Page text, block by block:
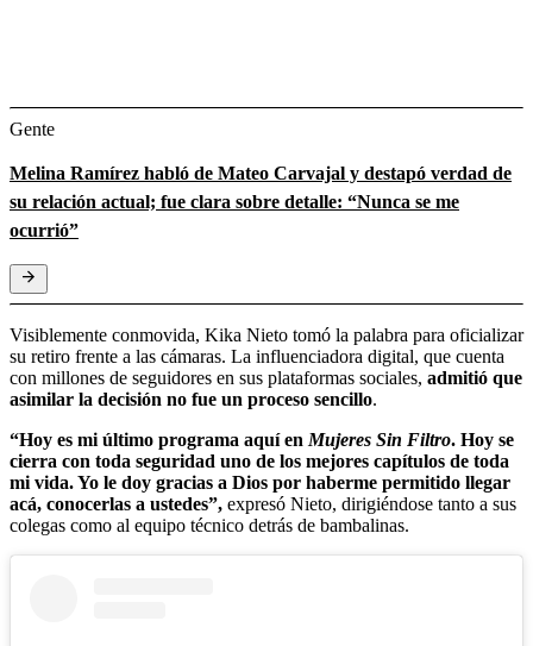
Gente
Melina Ramírez habló de Mateo Carvajal y destapó verdad de
su relación actual; fue clara sobre detalle: “Nunca se me
ocurrió”
Visiblemente conmovida, Kika Nieto tomó la palabra para oficializar
su retiro frente a las cámaras. La influenciadora digital, que cuenta
con millones de seguidores en sus plataformas sociales, admitió que
asimilar la decisión no fue un proceso sencillo.
“Hoy es mi último programa aquí enMujeres Sin Filtro. Hoy se
cierra con toda seguridad uno de los mejores capítulos de toda
mi vida. Yo le doy gracias a Dios por haberme permitido llegar
acá, conocerlas a ustedes”, expresó Nieto, dirigiéndose tanto a sus
colegas como al equipo técnico detrás de bambalinas.